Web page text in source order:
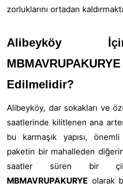
zorluklarını ortadan
Alibeyköy
Edilmelidir?
Alibeyköy, dar sokakları ve
saatlerinde kilitlenen ana
bu karmaşık yapısı,
paketin bir mahalleden
saatler süren bir
MBMAVRUPAKURYE olarak